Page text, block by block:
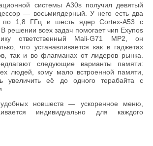
системы A30s получил девятый
— восьмиядерный. У него есть два
по 1,8 ГГц и шесть ядер Cortex-A53 с
решении всех задач помогает чип Exynos
ответственный Mali-G71 MP2, он
что устанавливается как в гаджетах
так и во флагманах от лидеров рынка.
следующие варианты памяти:
людей, кому мало встроенной памяти,
увеличить её до одного терабайта с
новшеств — ускоренное меню,
индивидуально для каждого